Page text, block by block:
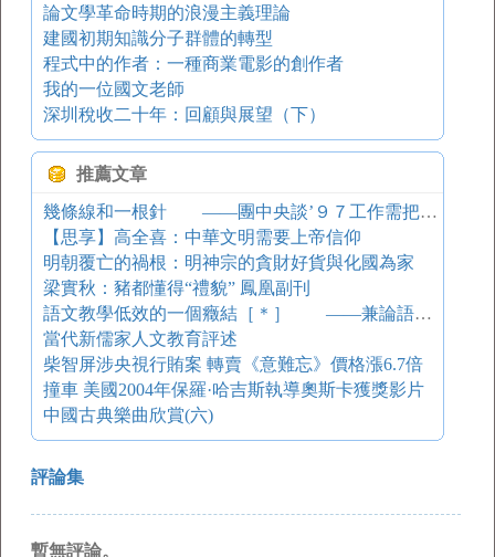
論文學革命時期的浪漫主義理論
建國初期知識分子群體的轉型
程式中的作者：一種商業電影的創作者
我的一位國文老師
深圳稅收二十年：回顧與展望（下）
推薦文章
幾條線和一根針 ——團中央談’９７工作需把握的幾個關系
【思享】高全喜：中華文明需要上帝信仰
明朝覆亡的禍根：明神宗的貪財好貨與化國為家
梁實秋：豬都懂得“禮貌” 鳳凰副刊
語文教學低效的一個癥結［＊］ ——兼論語文教學的思想語言統一觀
當代新儒家人文教育評述
柴智屏涉央視行賄案 轉賣《意難忘》價格漲6.7倍
撞車 美國2004年保羅·哈吉斯執導奧斯卡獲獎影片
中國古典樂曲欣賞(六)
評論集
暫無評論。